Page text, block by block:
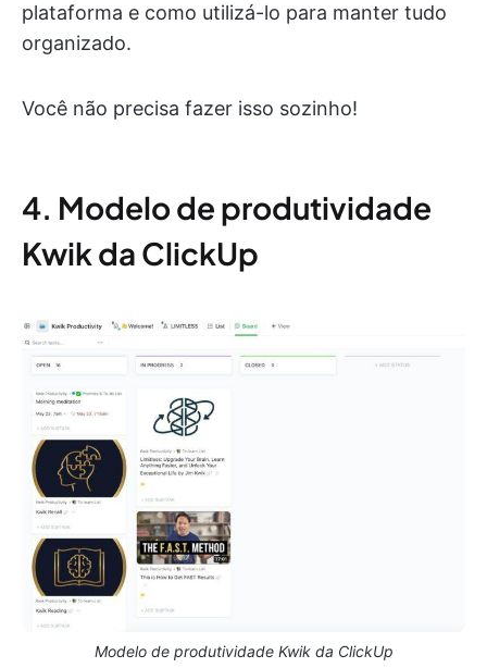
plataforma e como utilizá-lo para manter tudo
organizado.
Você não precisa fazer isso sozinho!
4. Modelo de produtividade
Kwik da ClickUp
Modelo de produtividade Kwik da ClickUp